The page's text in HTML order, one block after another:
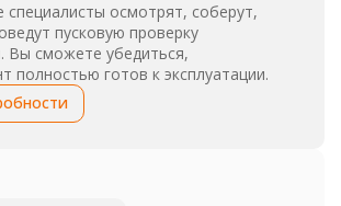
осмотрят, соберут,
пусковую проверку
Вы сможете убедиться,
полностью готов к эксплуатации.